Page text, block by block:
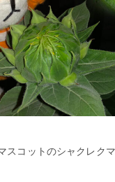
スコットのシャクレク